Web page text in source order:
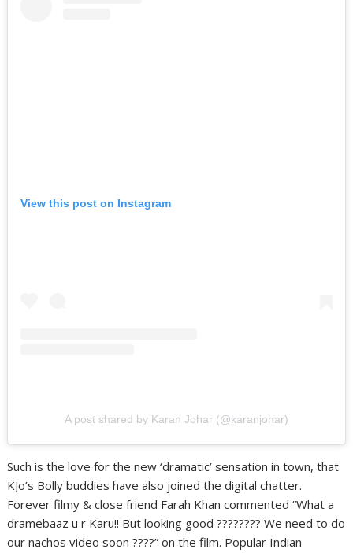
View this post on Instagram
A post shared by Karan Johar (@karanjohar)
Such is the love for the new ‘dramatic’ sensation in town, that
KJo’s Bolly buddies have also joined the digital chatter.
Forever filmy & close friend Farah Khan commented “What a
dramebaaz u r Karu!! But looking good ???????? We need to do
our nachos video soon ????” on the film. Popular Indian